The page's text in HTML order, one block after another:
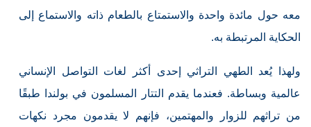
معه حول مائدة واحدة والاستمتاع بالطعام ذاته والاستماع إلى
الحكاية المرتبطة به.
ولهذا يُعد الطهي التراثي إحدى أكثر لغات التواصل الإنساني
عالمية وبساطة. فعندما يقدم التتار المسلمون في بولندا طبقًا
من تراثهم للزوار والمهتمين، فإنهم لا يقدمون مجرد نكهات